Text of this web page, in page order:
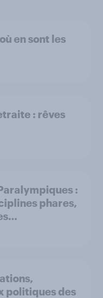
en sont les
: rêves
:
phares,
politiques des